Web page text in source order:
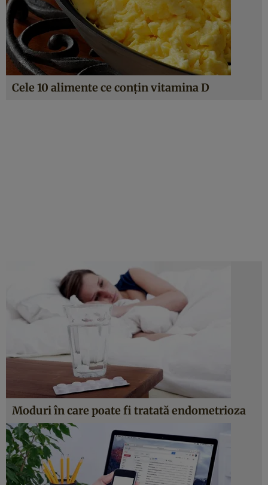
Cele 10 alimente ce conţin vitamina D
Moduri în care poate fi tratată endometrioza